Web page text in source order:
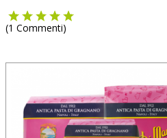
(1 Commenti)